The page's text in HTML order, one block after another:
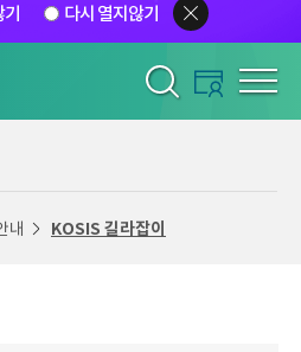
기 다시 열지않기
내 KOSIS 길라잡이